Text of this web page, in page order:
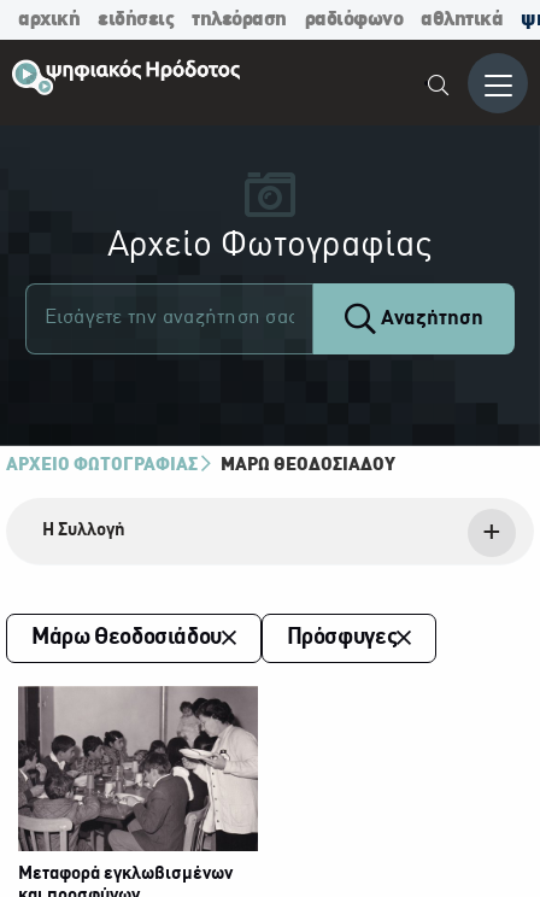
αρχική ειδήσεις τηλεόραση ραδιόφωνο αθλητικά
Μενού
Αρχείο Φωτογραφίας
Αναζήτηση
ΑΡΧΕΙΟ ΦΩΤΟΓΡΑΦΙΑΣ ΜΆΡΩ ΘΕΟΔΟΣΙΆΔΟΥ
Η Συλλογή
Μάρω Θεοδοσιάδου Πρόσφυγες
Μεταφορά εγκλωβισμένων